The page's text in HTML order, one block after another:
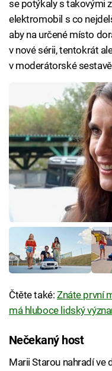
se potýkaly s takovými
elektromobil s co
aby na určené místo
v nové sérii, tentokrát
v moderátorské
Čtěte také: Znáte první
má hluboce lidský
Nečekaný host
Marii Starou nahradí ve